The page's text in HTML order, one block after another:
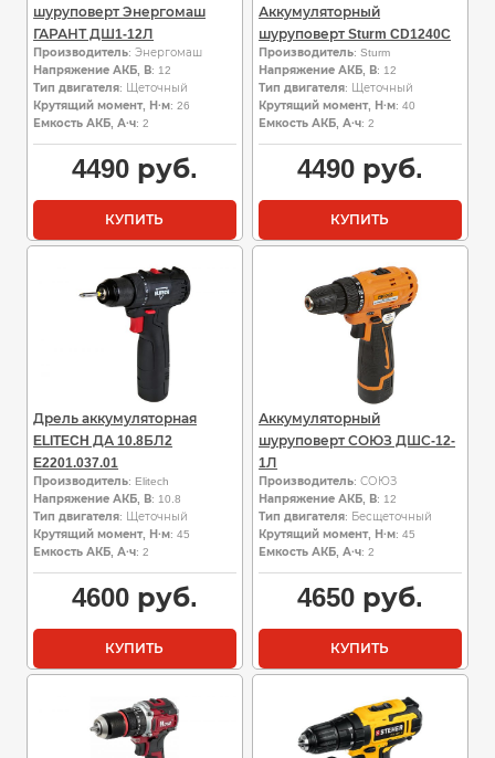
шуруповерт Энергомаш
ГАРАНТ ДШ1-12Л
Производитель: Энергомаш
Напряжение АКБ, В: 12
Тип двигателя: Щеточный
Крутящий момент, Н·м: 26
Емкость АКБ, А·ч: 2
4490руб.
КУПИТЬ
Аккумуляторный
шуруповерт Sturm CD1240C
Производитель: Sturm
Напряжение АКБ, В: 12
Тип двигателя: Щеточный
Крутящий момент, Н·м: 40
Емкость АКБ, А·ч: 2
4490руб.
КУПИТЬ
Дрель аккумуляторная
ELITECH ДА 10.8БЛ2
E2201.037.01
Производитель: Elitech
Напряжение АКБ, В: 10.8
Тип двигателя: Щеточный
Крутящий момент, Н·м: 45
Емкость АКБ, А·ч: 2
4600руб.
КУПИТЬ
Аккумуляторный
шуруповерт СОЮЗ ДШС-12-
1Л
Производитель: СОЮЗ
Напряжение АКБ, В: 12
Тип двигателя: Бесщеточный
Крутящий момент, Н·м: 45
Емкость АКБ, А·ч: 2
4650руб.
КУПИТЬ